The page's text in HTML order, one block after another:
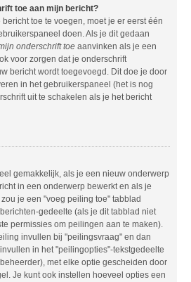
toe aan mijn bericht?
toe te voegen, moet je er eerst één
doen. Als je dit gedaan
onderschrift toe aanvinken als je een
voor zorgen dat je onderschrift
bericht wordt toegevoegd. Dit doe je door
in het gebruikerspaneel (het is nog
uit te schakelen als je het bericht
gemakkelijk, als je een nieuw onderwerp
in een onderwerp bewerkt en als je
je een "voeg peiling toe" tabblad
gedeelte (als je dit tabblad niet
permissies om peilingen aan te maken).
invullen bij "peilingsvraag" en dan
in het "peilingopties"-tekstgedeelte
met elke optie gescheiden door
Je kunt ook instellen hoeveel opties een